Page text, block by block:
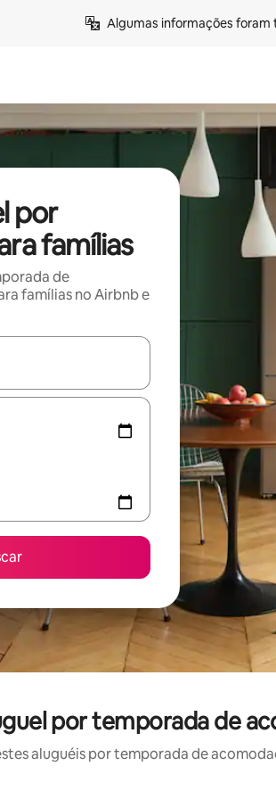
Algumas informações
por
famílias
de
famílias no Airbnb e
disponíveis, explore-os usando as seta
por temporada de
aluguéis por temporada de